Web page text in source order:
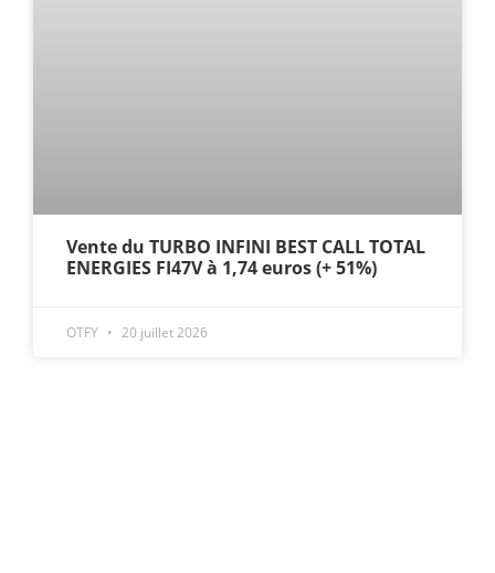
Vente du TURBO INFINI BEST CALL TOTAL
ENERGIES FI47V à 1,74 euros (+ 51%)
OTFY 20 juillet 2026